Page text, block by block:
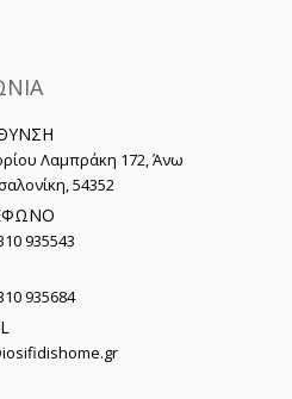
Λαμπράκη 172, Άνω
54352
935543
935684